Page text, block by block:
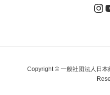
Copyright © 一般社団法人日